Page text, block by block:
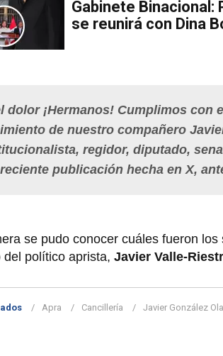
Gabinete Binacional:
se reunirá con Dina
dolor ¡Hermanos! Cumplimos con
de nuestro compañero
regidor, diputado,
publicación hecha en X,
se pudo conocer cuáles fueron los
del político aprista, Javier Valle-
Apra Cancillería Javier González